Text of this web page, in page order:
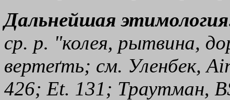
Дальнейшая
ср. р. "колея, рытвина,
вертеґть; см. Уленбек,
426; Et. 131; Траутман,